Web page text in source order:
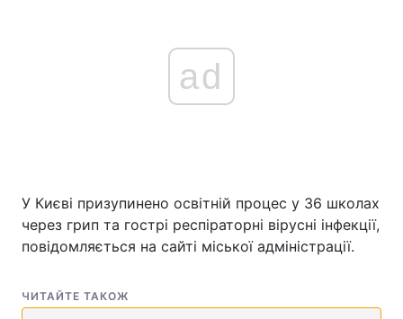
ad
У Києві призупинено освітній процес у 36 школах
через грип та гострі респіраторні вірусні інфекції,
повідомляється на сайті міської адміністрації.
ЧИТАЙТЕ ТАКОЖ